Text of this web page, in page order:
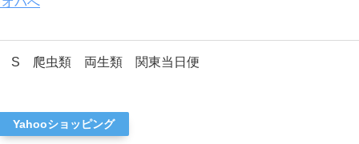
S 爬虫類 両生類 関東当日便
Yahooショッピング